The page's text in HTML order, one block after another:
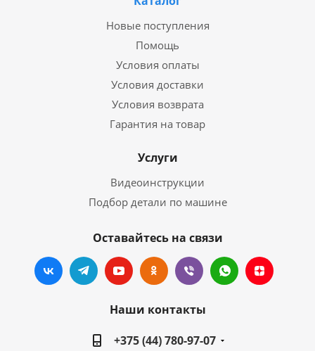
Новые поступления
Помощь
Условия оплаты
Условия доставки
Условия возврата
Гарантия на товар
Услуги
Видеоинструкции
Подбор детали по машине
Оставайтесь на связи
Наши контакты
+375 (44) 780-97-07